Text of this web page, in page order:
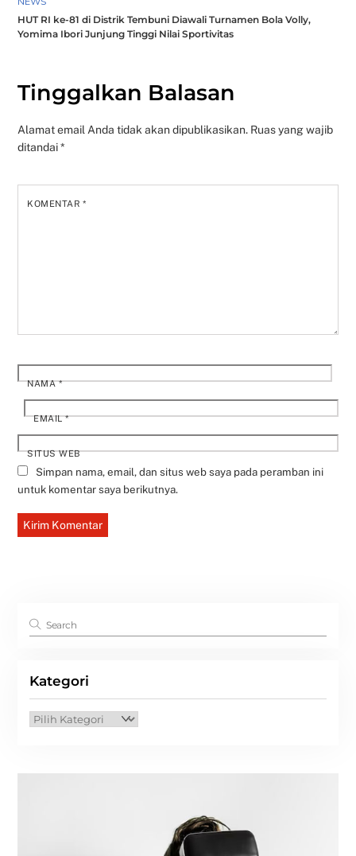
HUT RI ke-81 di Distrik Tembuni Diawali Turnamen Bola Volly,
Yomima Ibori Junjung Tinggi Nilai Sportivitas
Tinggalkan Balasan
Alamat email Anda tidak akan dipublikasikan. Ruas yang wajib
ditandai*
KOMENTAR*
NAMA*
EMAIL*
SITUS WEB
Simpan nama, email, dan situs web saya pada peramban ini
untuk komentar saya berikutnya.
Kategori
Kategori